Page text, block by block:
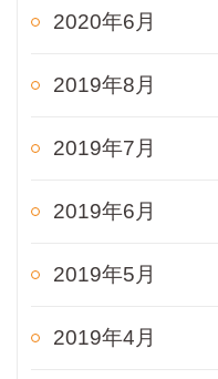
2020年6月
2019年8月
2019年7月
2019年6月
2019年5月
2019年4月